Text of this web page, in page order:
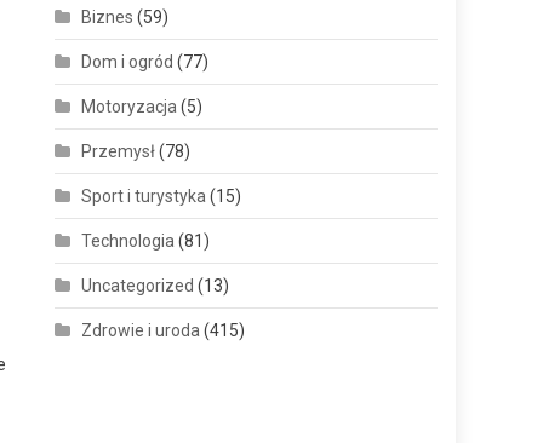
Biznes (59)
Dom i ogród (77)
Motoryzacja(5)
Przemysł(78)
Sport i turystyka(15)
Technologia(81)
Uncategorized (13)
Zdrowie i uroda(415)